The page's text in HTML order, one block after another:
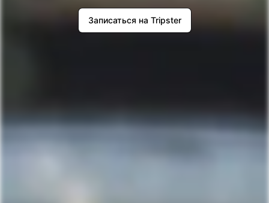
Записаться на Tripster